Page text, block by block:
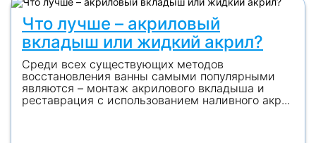
Что лучше – акриловый
вкладыш или жидкий акрил?
Среди всех существующих методов
восстановления ванны самыми популярными
являются – монтаж акрилового вкладыша и
реставрация с использованием наливного акр...